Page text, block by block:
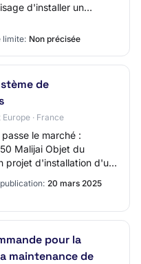
d'installer un
limite: Non précisée
de
· France
le marché :
Malijai Objet du
projet d'installation d'un
20 mars 2025
pour la
maintenance de